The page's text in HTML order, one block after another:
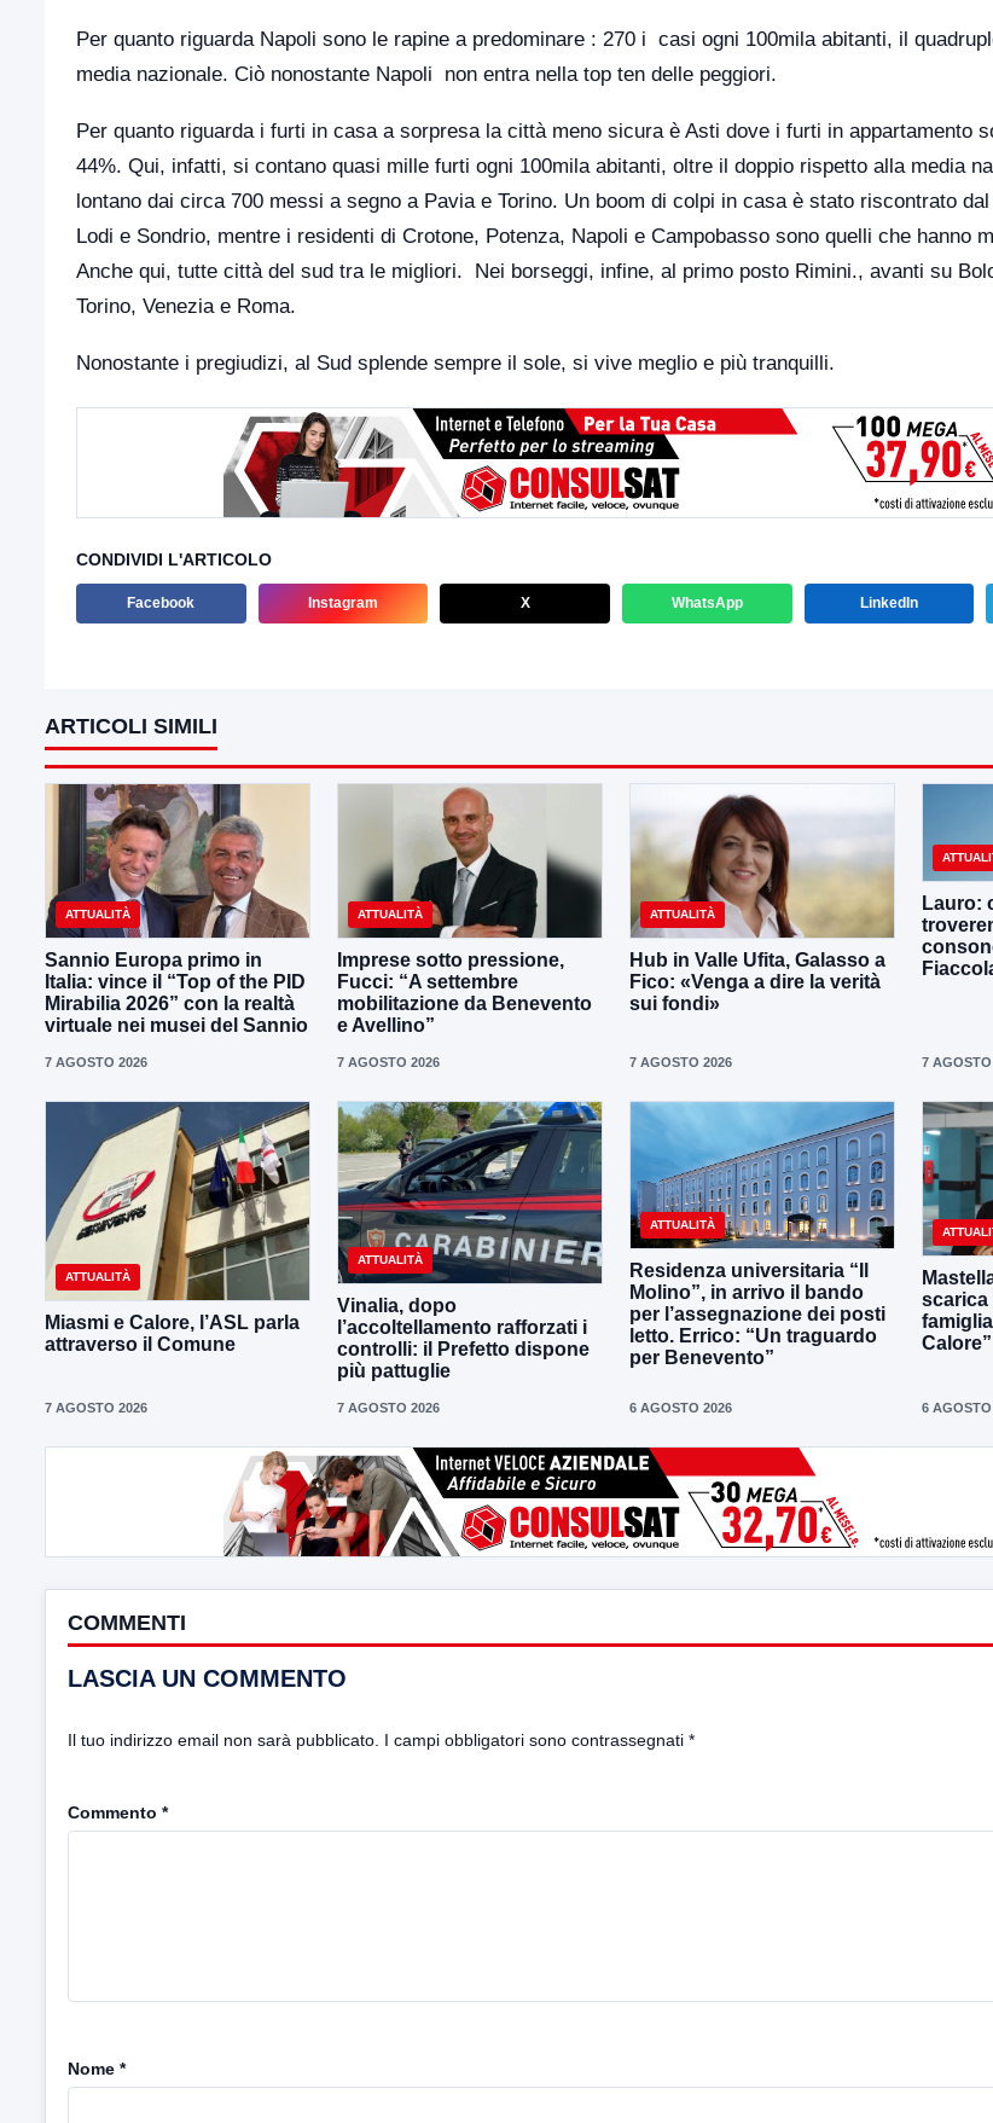
Per quanto riguarda Napoli sono le rapine a predominare : 270 i casi ogni 100mila abitanti, il
media nazionale. Ciò nonostante Napoli non entra nella top ten delle peggiori.
Per quanto riguarda i furti in casa a sorpresa la città meno sicura è Asti dove i furti in appartamento
44%. Qui, infatti, si contano quasi mille furti ogni 100mila abitanti, oltre il doppio rispetto alla media
lontano dai circa 700 messi a segno a Pavia e Torino. Un boom di colpi in casa è stato riscontrato
Lodi e Sondrio, mentre i residenti di Crotone, Potenza, Napoli e Campobasso sono quelli che hanno
Anche qui, tutte città del sud tra le migliori. Nei borseggi, infine, al primo posto Rimini., avanti su
Torino, Venezia e Roma.
Nonostante i pregiudizi, al Sud splende sempre il sole, si vive meglio e più tranquilli.
CONDIVIDI L'ARTICOLO
Facebook Instagram X WhatsApp LinkedIn
ARTICOLI SIMILI
ATTUALITÀ
Sannio Europa primo in
Italia: vince il “Top of the PID
Mirabilia 2026” con la realtà
virtuale nei musei del Sannio
7 AGOSTO 2026
ATTUALITÀ
Imprese sotto pressione,
Fucci: “A settembre
mobilitazione da Benevento
e Avellino”
7 AGOSTO 2026
ATTUALITÀ
Hub in Valle Ufita, Galasso a
Fico: «Venga a dire la verità
sui fondi»
7 AGOSTO 2026
Lauro:
7
ATTUALITÀ
Miasmi e Calore, l’ASL parla
attraverso il Comune
7 AGOSTO 2026
ATTUALITÀ
Vinalia, dopo
l’accoltellamento rafforzati i
controlli: il Prefetto dispone
più pattuglie
7 AGOSTO 2026
ATTUALITÀ
Residenza universitaria “Il
Molino”, in arrivo il bando
per l’assegnazione dei posti
letto. Errico: “Un traguardo
per Benevento”
6 AGOSTO 2026
scarica
Calore”
6
COMMENTI
LASCIA UN COMMENTO
Il tuo indirizzo email non sarà pubblicato. I campi obbligatori sono contrassegnati *
Commento *
Nome *